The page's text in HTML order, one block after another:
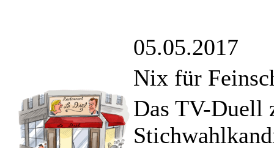
05.05.2017
Nix für
Das TV-Duell